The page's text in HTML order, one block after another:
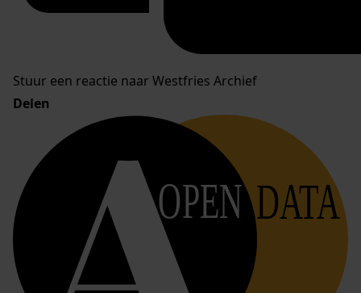
Stuur een reactie naar Westfries Archief
Delen
OPEN DATA